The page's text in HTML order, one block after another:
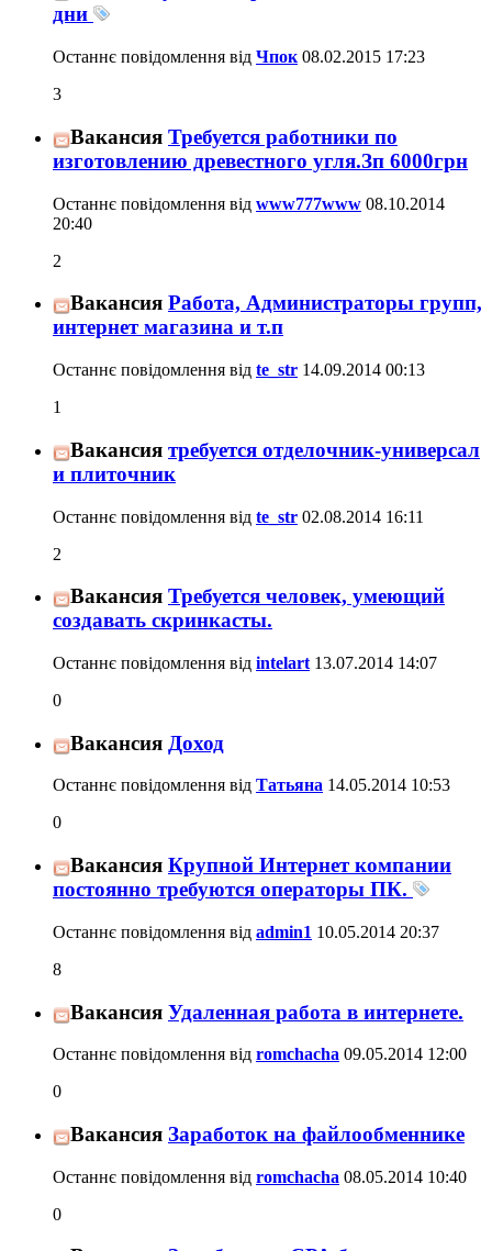
дни
Останнє повідомлення від Чпок 08.02.2015 17:23
3
Вакансия Требуется работники по
изготовлению древестного угля.Зп 6000грн
Останнє повідомлення від www777www 08.10.2014
20:40
2
Вакансия Работа, Администраторы групп,
интернет магазина и т.п
Останнє повідомлення від te_str 14.09.2014 00:13
1
Вакансия требуется отделочник-универсал
и плиточник
Останнє повідомлення від te_str 02.08.2014 16:11
2
Вакансия Требуется человек, умеющий
создавать скринкасты.
Останнє повідомлення від intelart 13.07.2014 14:07
0
Вакансия Доход
Останнє повідомлення від Татьяна 14.05.2014 10:53
0
Вакансия Крупной Интернет компании
постоянно требуются операторы ПК.
Останнє повідомлення від admin1 10.05.2014 20:37
8
Вакансия Удаленная работа в интернете.
Останнє повідомлення від romchacha 09.05.2014 12:00
0
Вакансия Заработок на файлообменнике
Останнє повідомлення від romchacha 08.05.2014 10:40
0